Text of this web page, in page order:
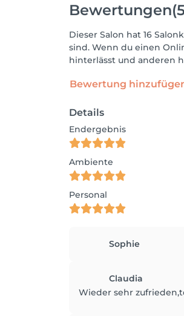
Bewertungen
Dieser Salon hat 16
sind. Wenn du einen
hinterlässt und anderen
Bewertung
Details
Endergebnis
Ambiente
Personal
Sophie
Claudia
Wieder sehr